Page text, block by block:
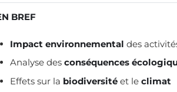
BREF
Impact environnemental des
Analyse des conséquences
Effets sur la biodiversité et le climat